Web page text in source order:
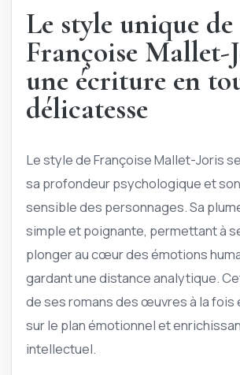
Le style unique de
Françoise Mallet-
une écriture en
délicatesse
Le style de Françoise Mallet-Joris
sa profondeur psychologique et
sensible des personnages. Sa
simple et poignante, permettant à
plonger au cœur des émotions
gardant une distance analytique.
de ses romans des œuvres à la fois
sur le plan émotionnel et
intellectuel.